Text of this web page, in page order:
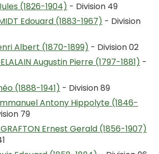
(1826-1904) - Division 49
Edouard (1883-1967) - Division
Albert (1870-1899) - Division 02
Augustin Pierre (1797-1881) -
(1888-1941) - Division 89
Antony Hippolyte (1846-
79
Ernest Gerald (1856-1907)